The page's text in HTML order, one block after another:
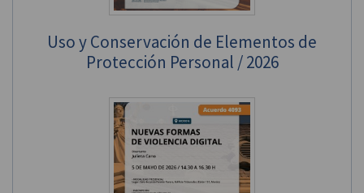
Uso y Conservación de Elementos de
Protección Personal / 2026